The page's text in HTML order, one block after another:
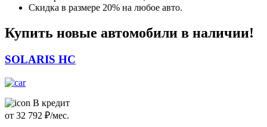
Скидка в размере 20% на любое авто.
Купить новые автомобили в наличии!
SOLARIS HC
В кредит
от 32 792 ₽/мес.